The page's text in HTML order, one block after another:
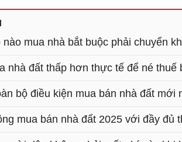
mua nhà bắt buộc phải chuyển
nhà đất thấp hơn thực tế để né thuế
bộ điều kiện mua bán nhà đất mới
mua bán nhà đất 2025 với đầy đủ